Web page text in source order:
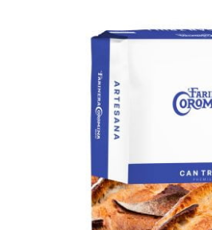
DETALLS